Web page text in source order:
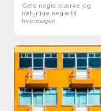
Gele negle stærke og
naturlige negle til
hverdagen